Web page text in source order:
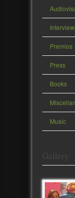
Premios
Press
Books
Music
Gallery